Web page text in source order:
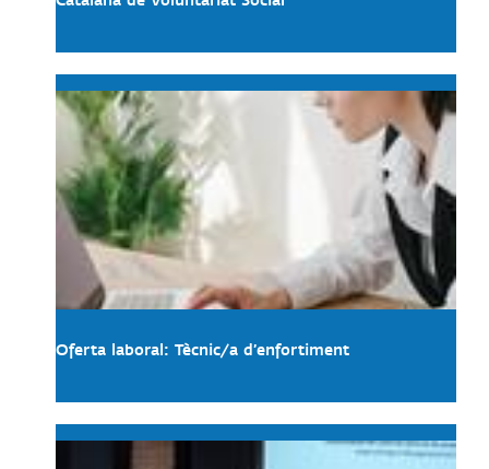
Oferta laboral: Tècnic/a d’enfortiment